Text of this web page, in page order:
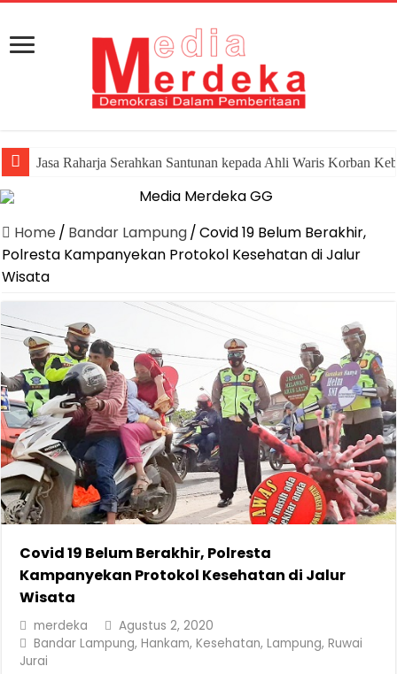
Jasa Raharja Serahkan Santunan kepada Ahli Waris Korban
Home / Bandar Lampung/Covid 19 Belum Berakhir,
Polresta Kampanyekan Protokol Kesehatan di Jalur
Wisata
Covid 19 Belum Berakhir, Polresta
Kampanyekan Protokol Kesehatan di Jalur
Wisata
merdeka
Agustus 2, 2020
Bandar Lampung,Hankam,Kesehatan,Lampung,Ruwai
Jurai